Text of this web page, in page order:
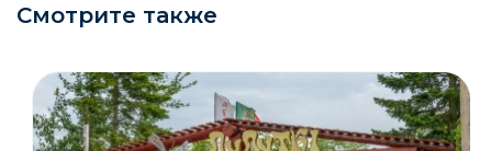
Смотрите также